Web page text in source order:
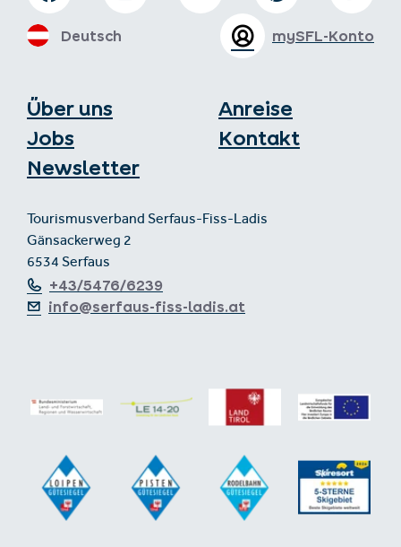
Über uns
Jobs
Newsletter
Anreise
Kontakt
Tourismusverband Serfaus-Fiss-Ladis
Gänsackerweg 2
6534 Serfaus
+43/5476/6239
info@serfaus-fiss-ladis.at
mySFL-Konto
Deutsch